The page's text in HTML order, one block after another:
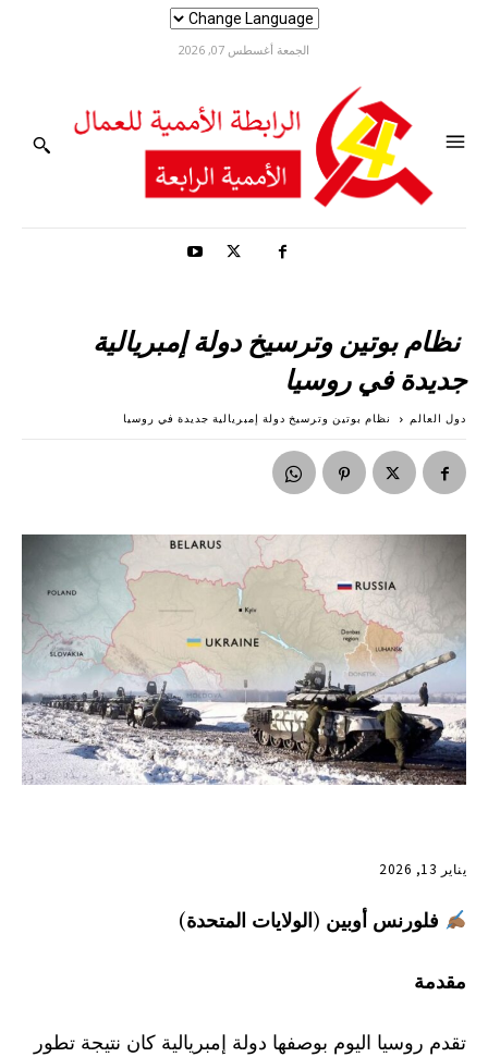
الجمعة أغسطس 07, 2026
نظام بوتين وترسيخ دولة إمبريالية
جديدة في روسيا
دول العالم نظام بوتين وترسيخ دولة إمبريالية جديدة في روسيا
يناير 13, 2026
فلورنس أوبين (الولايات المتحدة)
مقدمة
تقدم روسيا اليوم بوصفها دولة إمبريالية كان نتيجة تطور